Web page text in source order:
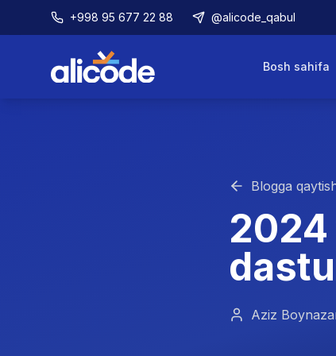
+998 95 677 22 88 @alicode_qabul
Bosh sahifa
Blogga
2024
Aziz